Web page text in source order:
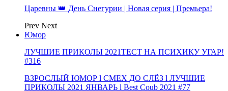
Царевны 👑 День Снегурии | Новая серия | Премьера!
Prev Next
Юмор
ЛУЧШИЕ ПРИКОЛЫ 2021ТЕСТ НА ПСИХИКУ УГАР!
#316
ВЗРОСЛЫЙ ЮМОР l СМЕХ ДО СЛЁЗ l ЛУЧШИЕ
ПРИКОЛЫ 2021 ЯНВАРЬ l Best Coub 2021 #77